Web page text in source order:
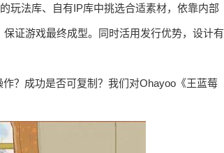
法库、自有IP库中挑选合适素材，依靠内部
证游戏最终成型。同时活用发行优势，设计有
？成功是否可复制？我们对Ohayoo《王蓝莓